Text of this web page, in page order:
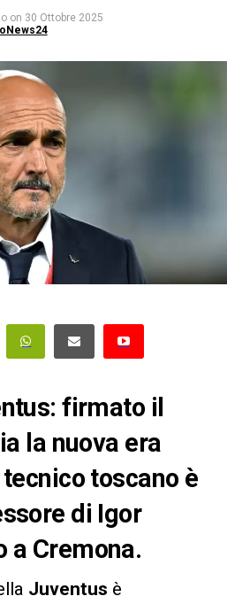
on 30 Ottobre 2025
firmato il
la nuova era
toscano è
di Igor
a Cremona.
Juventus è